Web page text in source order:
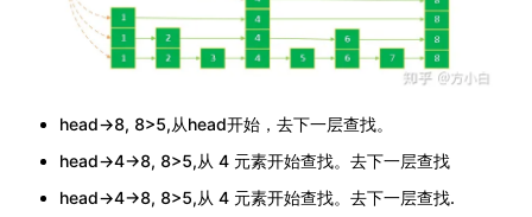
head->8, 8>5,从head开始，去下一层查找。
head->4->8, 8>5,从 4 元素开始查找。去下一层查找
head->4->8, 8>5,从 4 元素开始查找。去下一层查找.